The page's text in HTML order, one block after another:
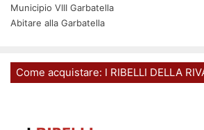
Municipio VIII Garbatella
Abitare alla Garbatella
Come acquistare: I RIBELLI DELLA